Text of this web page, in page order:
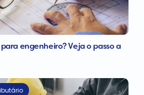
engenheiro? Veja o passo a